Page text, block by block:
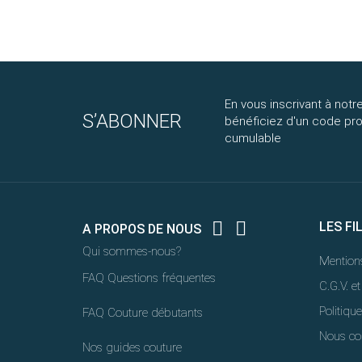
S’ABONNER
En vous inscrivant à
bénéficiez d'un code
cumulable
A PROPOS DE NOUS  
Qui sommes-nous?
FAQ Questions fréquentes
FAQ Couture débutants
Nos guides couture
LES
C.G.V.
Nous